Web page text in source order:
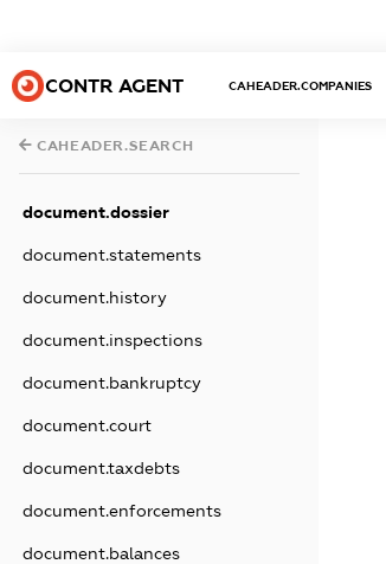
CONTR AGENT CAHEADER.COMPANIES
CAHEADER.SEARCH
document.dossier
document.statements
document.history
document.inspections
document.bankruptcy
document.court
document.taxdebts
document.enforcements
document.balances